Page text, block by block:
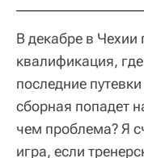
В декабре в
квалификация,
последние
сборная попадет
чем проблема? Я
игра, если